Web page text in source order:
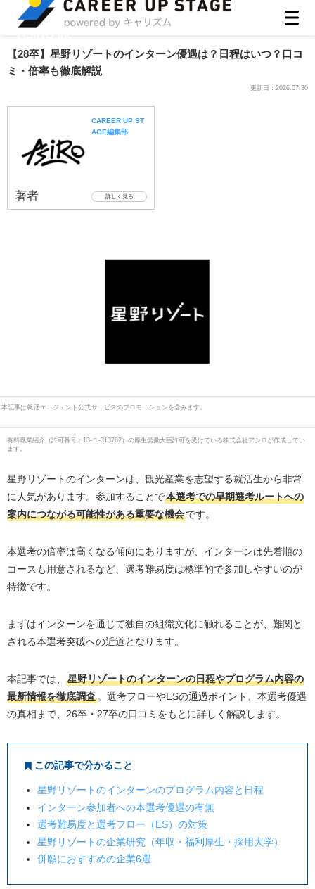
【28卒】星野リゾートのインターン優遇は？日程はいつ？口コ
ミ・倍率も徹底解説
更新日：2026.07.30
著者
CAREER UP ST
AGE編集部
詳しく見る
本記事は就活エージェント公式サービスのプロモーションを含みます。
有料職業紹介（許可番号：13-ユ-313782）の厚生労働大臣許可を受けている株式会社アシロが作成してい
ます。
星野リゾートのインターンは、観光産業を志望する就活生から非常
に人気があります。参加することで本選考での早期選考ルートへの
案内につながる可能性がある重要な機会です。
本選考の倍率は高くなる傾向にありますが、インターンは先着順の
コースも用意されるなど、選考難易度は標準的で参加しやすいのが
特徴です。
まずはインターンを通じて独自の組織文化に触れることが、難関と
される本選考突破への近道となります。
本記事では、
星野リゾートのインターンの日程やプログラム内容の
最新情報を徹底調査。選考フローやESの通過ポイント、本選考優遇
の真相まで、26卒・27卒の口コミをもとに詳しく解説します。
この記事で分かること
星野リゾートのインターンのプログラム内容と日程
インターン参加者への本選考優遇の有無
選考難易度と選考フロー（ES）の対策
星野リゾートの企業研究（年収・福利厚生・採用大学）
併願におすすめの企業6選